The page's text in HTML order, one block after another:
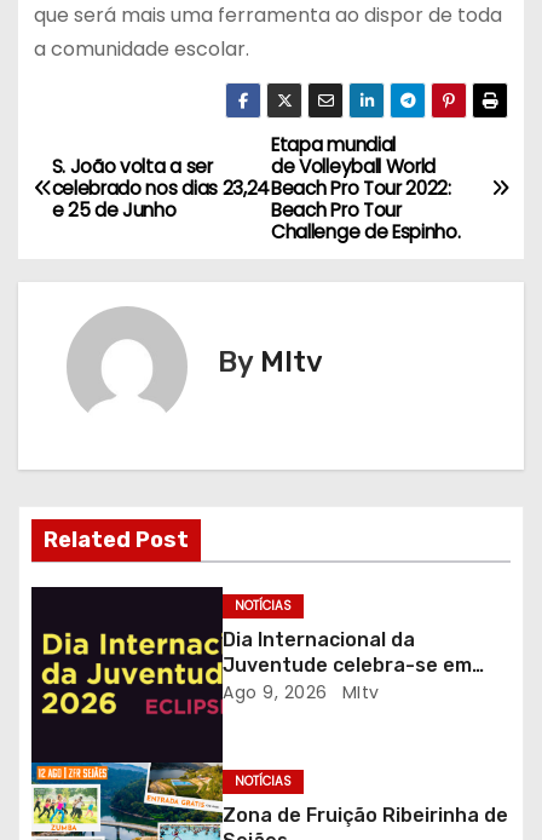
que será mais uma ferramenta ao dispor de toda
a comunidade escolar.
N
a
ç
ã
o
e
a
r
t
Etapa mundial
de Volleyball World
Beach Pro Tour 2022:
Beach Pro Tour
Challenge de Espinho.
S. João volta a ser
celebrado nos dias 23,24
e 25 de Junho
By MItv
Related Post
NOTÍCIAS
Dia Internacional da
Juventude celebra-se em
Gaia com desporto, música e
Ago 9, 2026 MItv
NOTÍCIAS
Zona de Fruição Ribeirinha de